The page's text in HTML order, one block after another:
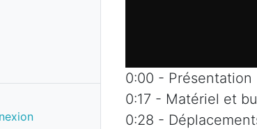
0:00 - Présentation
0:17 - Matériel et
0:28 -